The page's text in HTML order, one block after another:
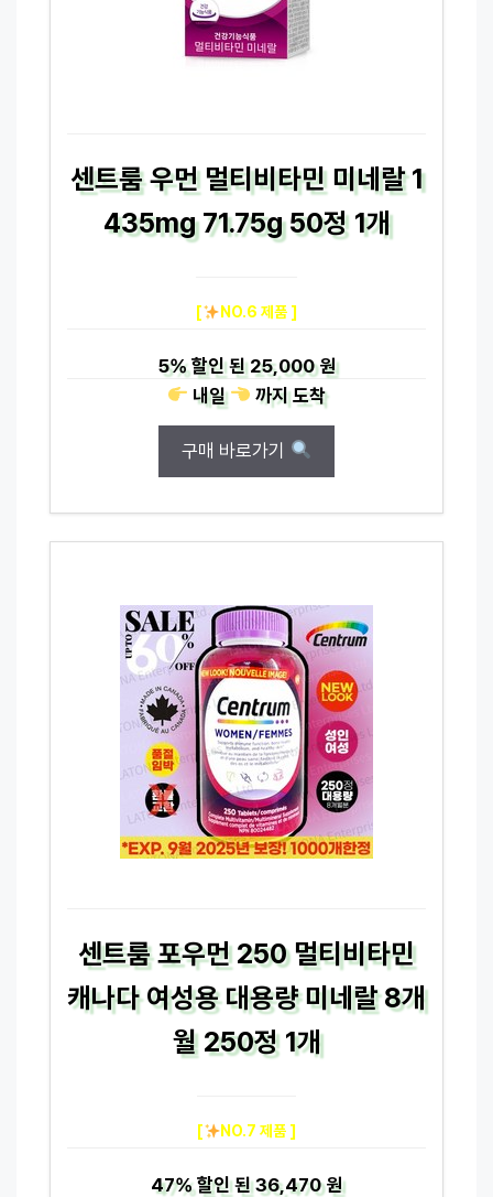
센트룸 우먼 멀티비타민 미네랄 1
435mg 71.75g 50정 1개
[ NO.6 제품 ]
5%할인 된25,000 원
내일
까지도착
구매 바로가기
센트룸 포우먼 250 멀티비타민
캐나다 여성용 대용량 미네랄 8개
월 250정 1개
[ NO.7 제품 ]
47%할인 된36,470 원